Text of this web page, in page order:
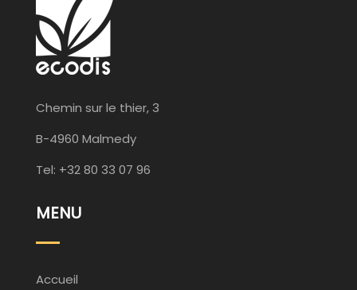
Chemin sur le thier, 3
B-4960 Malmedy
Tel: +32 80 33 07 96
MENU
Accueil